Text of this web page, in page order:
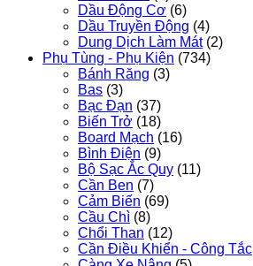
Dầu Động Cơ (6)
Dầu Truyền Động (4)
Dung Dịch Làm Mát (2)
Phụ Tùng - Phụ Kiện (734)
Bánh Răng (3)
Bas (3)
Bạc Đạn (37)
Biến Trở (18)
Board Mạch (16)
Bình Điện (9)
Bộ Sạc Ắc Quy (11)
Cần Ben (7)
Cảm Biến (69)
Cầu Chì (8)
Chổi Than (12)
Cần Điều Khiển - Công Tắc